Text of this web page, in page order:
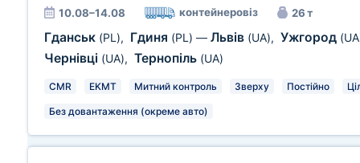
10.08–14.08 контейнеровіз 26 т
Гданськ (PL), Гдиня (PL) — Львів (UA), Ужгород
Чернівці (UA), Тернопіль (UA)
CMR EKMT Митний контроль Зверху Постійно
Без довантаження (окреме авто)